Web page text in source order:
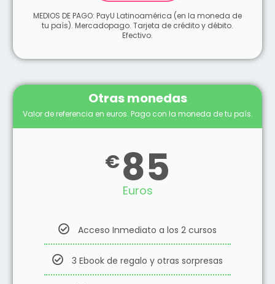
MEDIOS DE PAGO: PayU Latinoamérica (en la moneda de
tu país). Mercadopago. Tarjeta de crédito y débito.
Efectivo.
Otras monedas
Valor de referencia en euros. Pago con la moneda de tu país.
€85
Euros
Acceso Inmediato a los 2 cursos
3 Ebook de regalo y otras sorpresas